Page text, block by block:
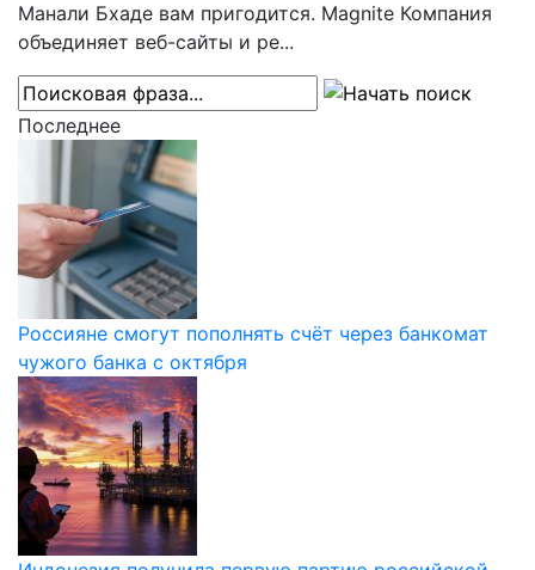
Манали Бхаде вам пригодится. Magnite Компания
объединяет веб-сайты и ре...
Последнее
Россияне смогут пополнять счёт через банкомат
чужого банка с октября